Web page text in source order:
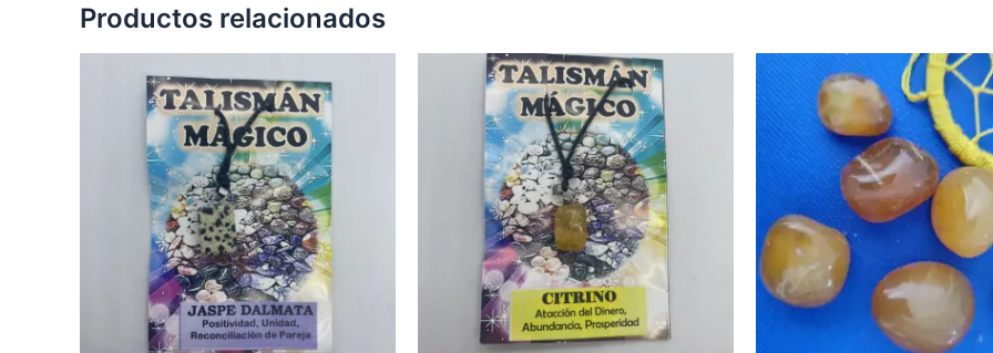
Productos relacionados
de